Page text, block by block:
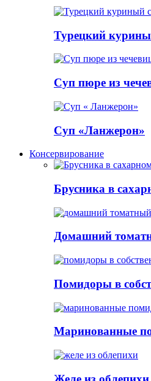
Турецкий
Суп пюре из
Суп «Ланжерон»
Консервирование
Брусника в
Домашний
Помидоры в
Маринованные